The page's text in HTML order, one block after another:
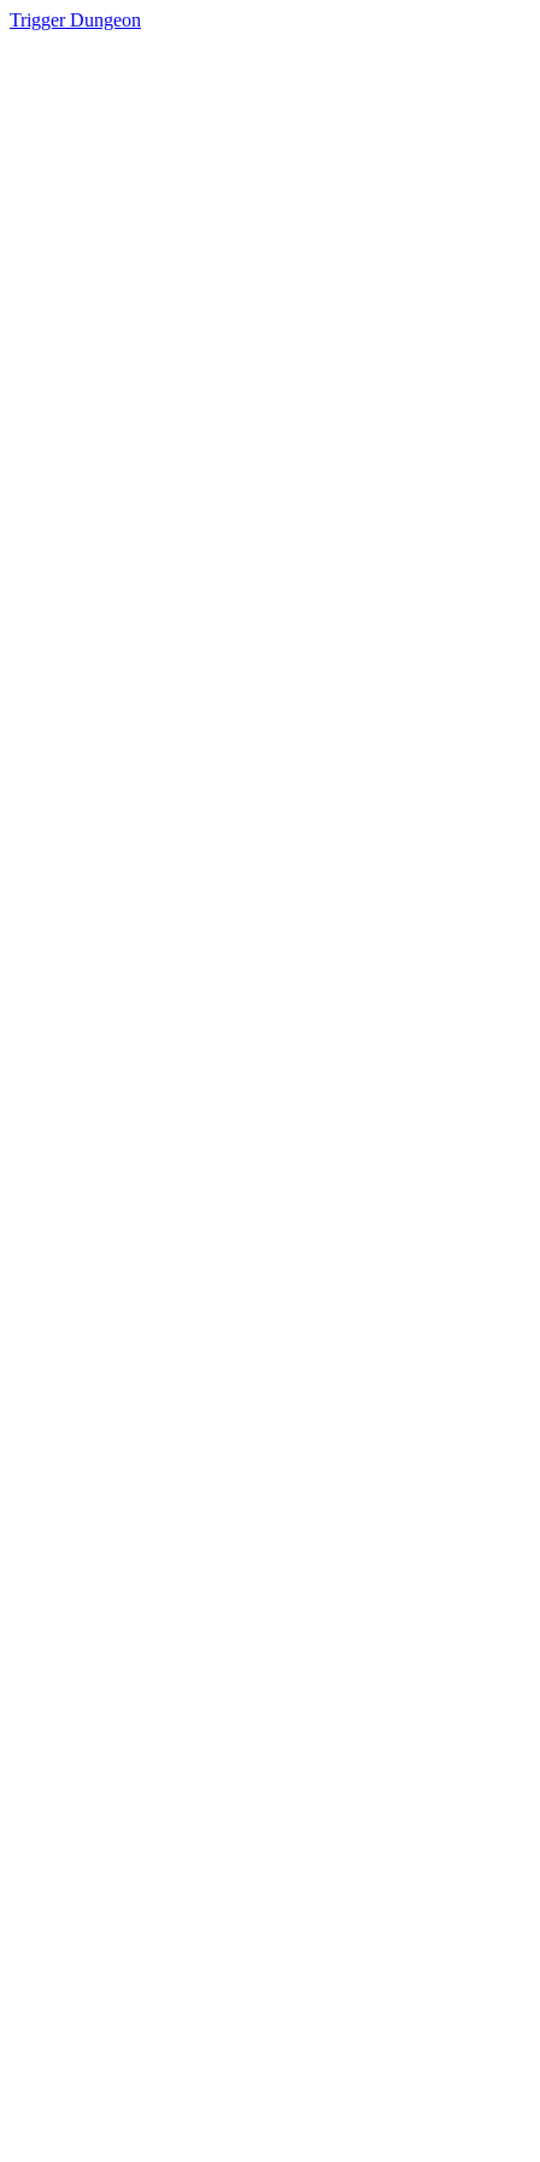
Trigger Dungeon